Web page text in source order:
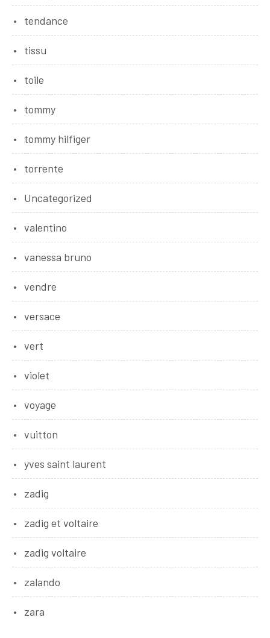
tendance
tissu
toile
tommy
tommy hilfiger
torrente
Uncategorized
valentino
vanessa bruno
vendre
versace
vert
violet
voyage
vuitton
yves saint laurent
zadig
zadig et voltaire
zadig voltaire
zalando
zara